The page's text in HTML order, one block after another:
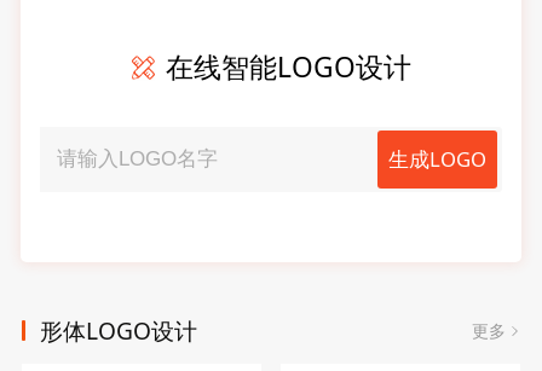
在线智能LOGO设计
生成LOGO
形体LOGO设计 更多